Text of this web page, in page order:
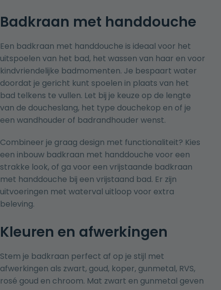
Badkraan met handdouche
Een badkraan met handdouche is ideaal voor het
uitspoelen van het bad, het wassen van haar en voor
kindvriendelijke badmomenten. Je bespaart water
doordat je gericht kunt spoelen in plaats van het
bad telkens te vullen. Let bij je keuze op de lengte
van de doucheslang, het type douchekop en of je
een wandhouder of badrandhouder wenst.
Combineer je graag design met functionaliteit? Kies
een inbouw badkraan met handdouche voor een
strakke look, of ga voor een vrijstaande badkraan
met handdouche bij een vrijstaand bad. Er zijn
uitvoeringen met waterval uitloop voor extra
beleving.
Kleuren en afwerkingen
Stem je badkraan perfect af op je stijl met
afwerkingen als zwart, goud, koper, gunmetal, RVS,
rosé goud en chroom. Mat zwart en gunmetal geven